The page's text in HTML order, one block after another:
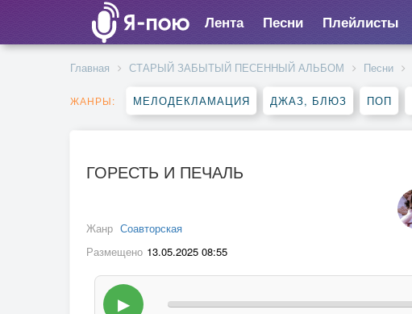
Лента Песни Плейлисты
Главная СТАРЫЙ ЗАБЫТЫЙ ПЕСЕННЫЙ АЛЬБОМ Песни
ЖАНРЫ: МЕЛОДЕКЛАМАЦИЯ ДЖАЗ, БЛЮЗ ПОП
ГОРЕСТЬ И ПЕЧАЛЬ
Жанр Соавторская
Размещено 13.05.2025 08:55
▶